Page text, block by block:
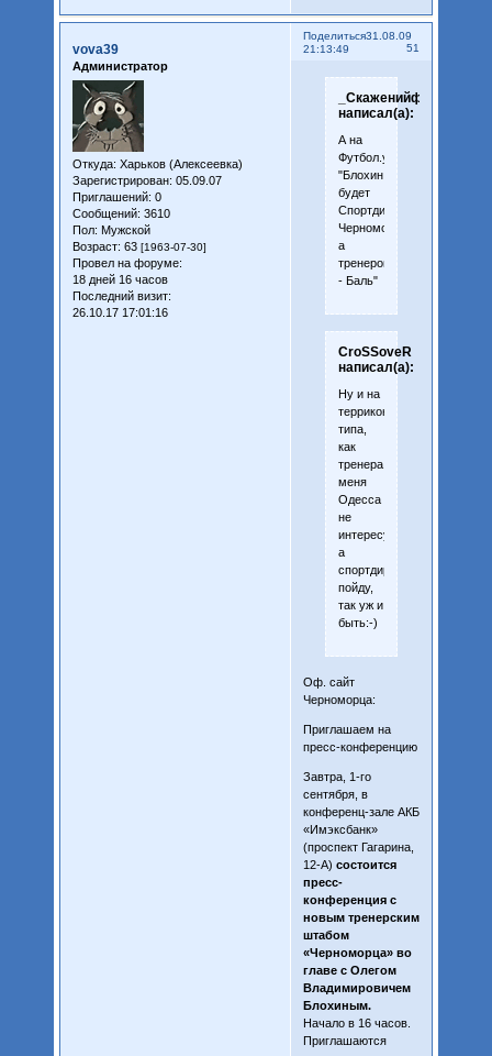
Поделиться
51
31.08.09
21:13:49
vova39
Администратор
Откуда: Харьков (Алексеевка)
Зарегистрирован: 05.09.07
Приглашений: 0
Сообщений: 3610
Пол: Мужской
Возраст: 63 [1963-07-30]
Провел на форуме:
18 дней 16 часов
Последний визит:
26.10.17 17:01:16
_СкаженийфаН_
написал(а):
А на
Футбол.уа
"Блохин
будет
Спортдиром
Черноморца,
а
тренером
- Баль"
CroSSoveR
написал(а):
Ну и на
терриконе,
типа,
как
тренера
меня
Одесса
не
интересует,
а
спортдиром
пойду,
так уж и
быть:-)
Оф. сайт
Черноморца:
Приглашаем на
пресс-конференцию
Завтра, 1-го
сентября, в
конференц-зале АКБ
«Имэксбанк»
(проспект Гагарина,
12-А) состоится
пресс-
конференция с
новым тренерским
штабом
«Черноморца» во
главе с Олегом
Владимировичем
Блохиным.
Начало в 16 часов.
Приглашаются